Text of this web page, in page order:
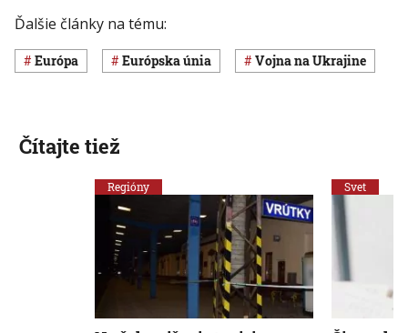
Ďalšie články na tému:
Európa Európska únia vojna na Ukrajine
Čítajte tiež
Regióny Svet